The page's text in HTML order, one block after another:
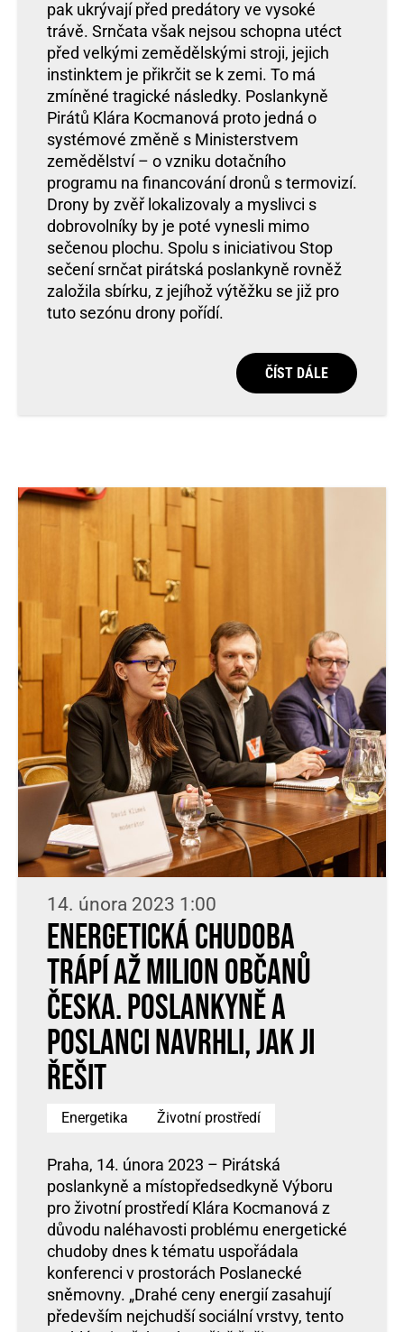
pak ukrývají před predátory ve vysoké
trávě. Srnčata však nejsou schopna utéct
před velkými zemědělskými stroji, jejich
instinktem je přikrčit se k zemi. To má
zmíněné tragické následky. Poslankyně
Pirátů Klára Kocmanová proto jedná o
systémové změně s Ministerstvem
zemědělství – o vzniku dotačního
programu na financování dronů s termovizí.
Drony by zvěř lokalizovaly a myslivci s
dobrovolníky by je poté vynesli mimo
sečenou plochu. Spolu s iniciativou Stop
sečení srnčat pirátská poslankyně rovněž
založila sbírku, z jejíhož výtěžku se již pro
tuto sezónu drony pořídí.
ČÍST DÁLE
14. února 2023 1:00
Energetická chudoba
trápí až milion občanů
Česka. Poslankyně a
poslanci navrhli, jak ji
řešit
Energetika Životní prostředí
Praha, 14. února 2023 – Pirátská
poslankyně a místopředsedkyně Výboru
pro životní prostředí Klára Kocmanová z
důvodu naléhavosti problému energetické
chudoby dnes k tématu uspořádala
konferenci v prostorách Poslanecké
sněmovny. „Drahé ceny energií zasahují
především nejchudší sociální vrstvy, tento